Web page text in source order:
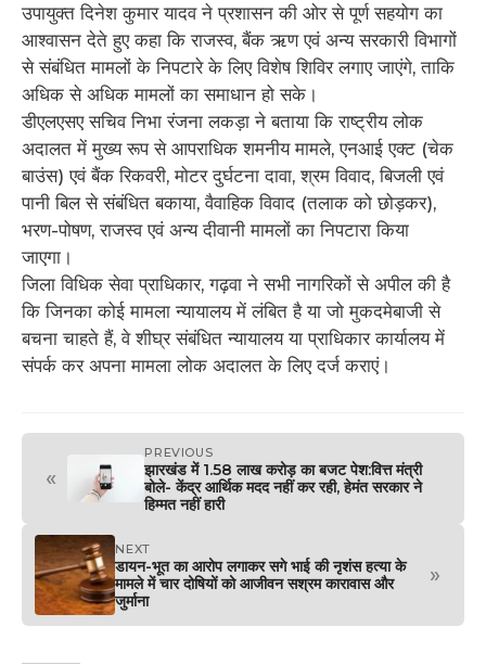
उपायुक्त दिनेश कुमार यादव ने प्रशासन की ओर से पूर्ण सहयोग का
आश्वासन देते हुए कहा कि राजस्व, बैंक ऋण एवं अन्य सरकारी विभागों
से संबंधित मामलों के निपटारे के लिए विशेष शिविर लगाए जाएंगे, ताकि
अधिक से अधिक मामलों का समाधान हो सके।
डीएलएसए सचिव निभा रंजना लकड़ा ने बताया कि राष्ट्रीय लोक
अदालत में मुख्य रूप से आपराधिक शमनीय मामले, एनआई एक्ट (चेक
बाउंस) एवं बैंक रिकवरी, मोटर दुर्घटना दावा, श्रम विवाद, बिजली एवं
पानी बिल से संबंधित बकाया, वैवाहिक विवाद (तलाक को छोड़कर),
भरण-पोषण, राजस्व एवं अन्य दीवानी मामलों का निपटारा किया
जाएगा।
जिला विधिक सेवा प्राधिकार, गढ़वा ने सभी नागरिकों से अपील की है
कि जिनका कोई मामला न्यायालय में लंबित है या जो मुकदमेबाजी से
बचना चाहते हैं, वे शीघ्र संबंधित न्यायालय या प्राधिकार कार्यालय में
संपर्क कर अपना मामला लोक अदालत के लिए दर्ज कराएं।
«
PREVIOUS
झारखंड में 1.58 लाख करोड़ का बजट पेश:वित्त मंत्री
बोले- केंद्र आर्थिक मदद नहीं कर रही, हेमंत सरकार ने
हिम्मत नहीं हारी
NEXT
डायन-भूत का आरोप लगाकर सगे‌ भाई की नृशंस हत्या के
मामले में चार दोषियों को आजीवन सश्रम कारावास और
जुर्माना
»